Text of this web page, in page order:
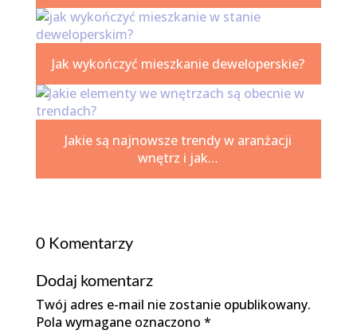
Jak wykończyć mieszkanie deweloperskie?
Jakie są najnowsze trendy w aranżacji
wnętrz i jak…
0 Komentarzy
Dodaj komentarz
Twój adres e-mail nie zostanie opublikowany.
Pola wymagane oznaczono *